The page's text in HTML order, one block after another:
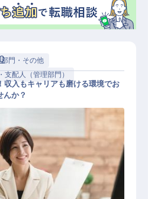
門・その他
支配人（管理部門）
収入もキャリアも磨ける環境でお
んか？